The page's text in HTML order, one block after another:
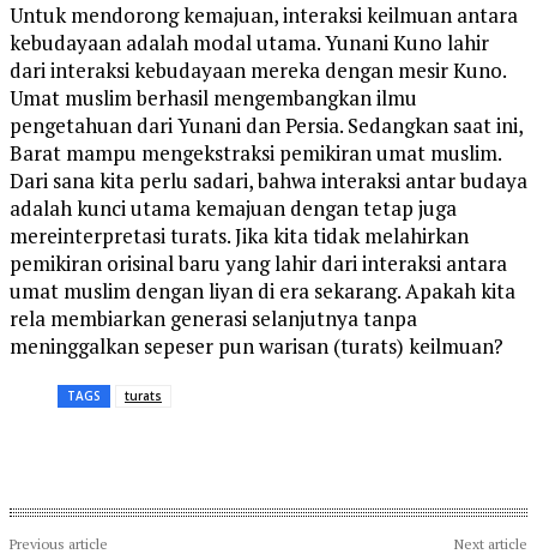
Untuk mendorong kemajuan, interaksi keilmuan antara
kebudayaan adalah modal utama. Yunani Kuno lahir
dari interaksi kebudayaan mereka dengan mesir Kuno.
Umat muslim berhasil mengembangkan ilmu
pengetahuan dari Yunani dan Persia. Sedangkan saat ini,
Barat mampu mengekstraksi pemikiran umat muslim.
Dari sana kita perlu sadari, bahwa interaksi antar budaya
adalah kunci utama kemajuan dengan tetap juga
mereinterpretasi turats. Jika kita tidak melahirkan
pemikiran orisinal baru yang lahir dari interaksi antara
umat muslim dengan liyan di era sekarang. Apakah kita
rela membiarkan generasi selanjutnya tanpa
meninggalkan sepeser pun warisan (turats) keilmuan?
TAGS turats
Previous article Next article